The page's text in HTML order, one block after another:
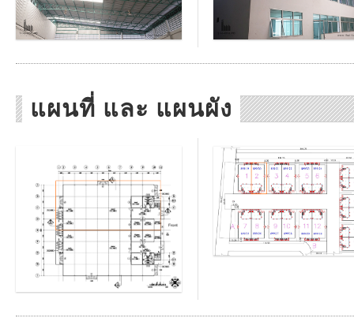
แผนที่ และ แผนผัง